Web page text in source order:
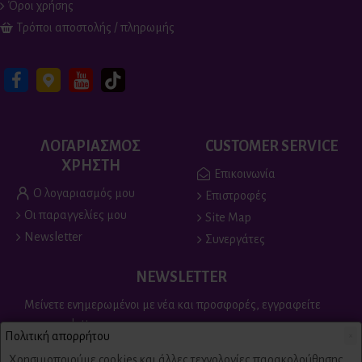
Όροι χρήσης
Τρόποι αποστολής / πληρωμής
ΛΟΓΑΡΙΑΣΜΟΣ
ΧΡΗΣΤΗ
Ο λογαριασμός μου
Οι παραγγελίες μου
Newsletter
CUSTOMER SERVICE
Επικοινωνία
Επιστροφές
Site Map
Συνεργάτες
NEWSLETTER
Μείνετε ενημερωμένοι με νέα και προσφορές, εγγραφείτε
στο newsletter
Send
Πολιτική απορρήτου